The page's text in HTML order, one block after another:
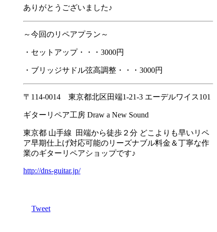
ありがとうございました♪
～今回のリペアプラン～
・セットアップ・・・3000円
・ブリッジサドル弦高調整・・・3000円
〒114-0014 東京都北区田端1-21-3 エーデルワイス101
ギターリペア工房 Draw a New Sound
東京都 山手線 田端から徒歩２分 どこよりも早いリペ
ア早期仕上げ対応可能のリーズナブル料金＆丁寧な作
業のギターリペアショップです♪
http://dns-guitar.jp/
Tweet